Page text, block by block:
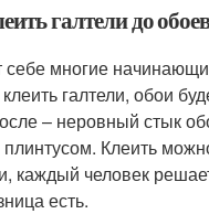
галтели до
себе многие
галтели, обои
– неровный стык
плинтусом. Клеить
каждый человек
есть.